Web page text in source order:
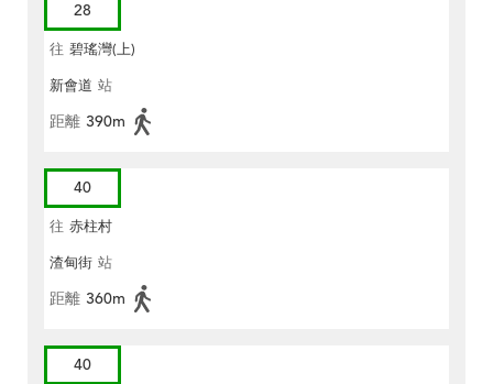
28
往 碧瑤灣(上)
新會道 站
距離 390m
40
往 赤柱村
渣甸街 站
距離 360m
40